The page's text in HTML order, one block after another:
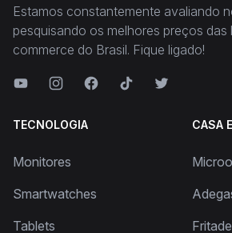
Estamos constantemente avaliando
pesquisando os melhores preços das
commerce do Brasil. Fique ligado!
TECNOLOGIA
Monitores
Smartwatches
Tablets
CASA